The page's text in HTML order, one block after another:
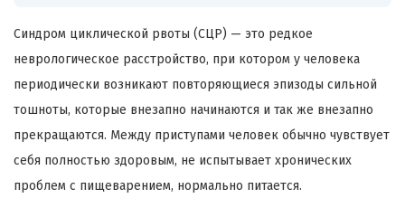
Синдром циклической рвоты (СЦР) — это редкое
неврологическое расстройство, при котором у человека
периодически возникают повторяющиеся эпизоды сильной
тошноты, которые внезапно начинаются и так же внезапно
прекращаются. Между приступами человек обычно чувствует
себя полностью здоровым, не испытывает хронических
проблем с пищеварением, нормально питается.